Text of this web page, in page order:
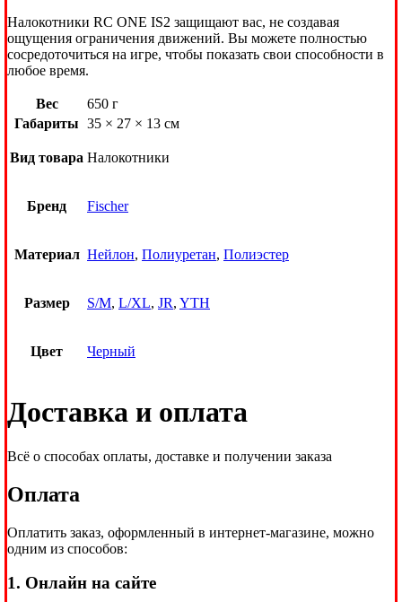
Налокотники RC ONE IS2 защищают вас, не создавая
ощущения ограничения движений. Вы можете полностью
сосредоточиться на игре, чтобы показать свои способности в
любое время.
Вес
650 г
Габариты 35 × 27 × 13 см
Вид товара Налокотники
Бренд Fischer
Материал Нейлон, Полиуретан, Полиэстер
Размер S/M, L/XL, JR, YTH
Цвет Черный
Доставка и оплата
Всё о способах оплаты, доставке и получении заказа
Оплата
Оплатить заказ, оформленный в интернет-магазине, можно
одним из способов:
1. Онлайн на сайте